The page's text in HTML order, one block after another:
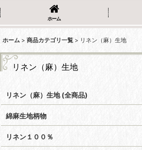
ホーム
ホーム > 商品カテゴリ一覧 > リネン（麻）生地
リネン（麻）生地
リネン（麻）生地 (全商品)
綿麻生地柄物
リネン１００％